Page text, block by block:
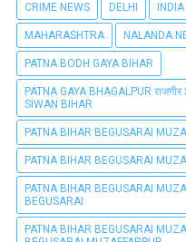
CRIME NEWS DELHI INDIA
MAHARASHTRA NALANDA
PATNA BODH GAYA BIHAR
PATNA GAYA BHAGALPUR
SIWAN BIHAR
PATNA BIHAR BEGUSARAI
PATNA BIHAR BEGUSARAI
PATNA BIHAR BEGUSARAI
BEGUSARAI
PATNA BIHAR BEGUSARAI